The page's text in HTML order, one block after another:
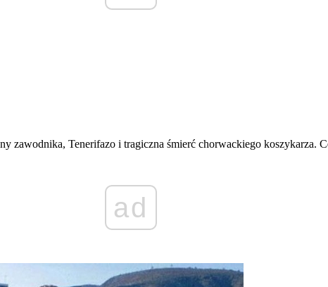
zawodnika, Tenerifazo i tragiczna śmierć chorwackiego koszykarza.
ad